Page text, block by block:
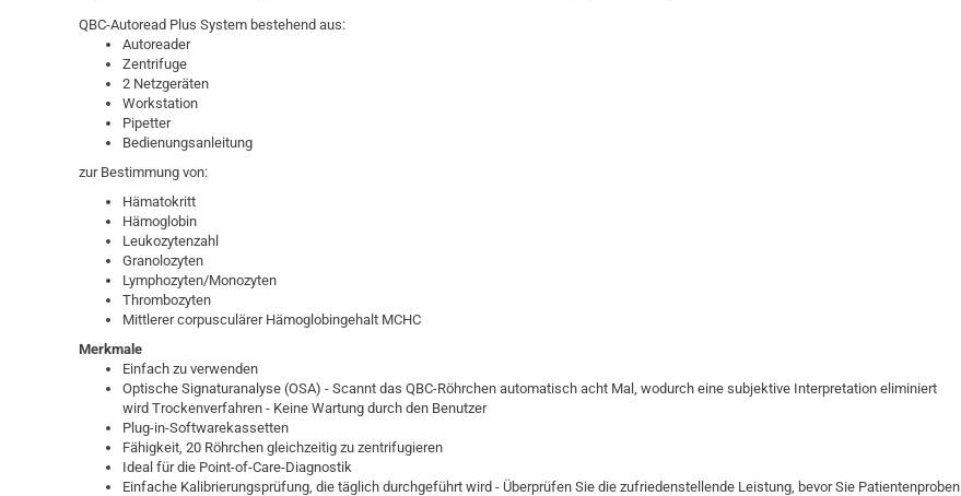
QBC-Autoread Plus System bestehend aus:
Autoreader
Zentrifuge
2 Netzgeräten
Workstation
Pipetter
Bedienungsanleitung
zur Bestimmung von:
Hämatokritt
Hämoglobin
Leukozytenzahl
Granolozyten
Lymphozyten/Monozyten
Thrombozyten
Mittlerer corpusculärer Hämoglobingehalt MCHC
Merkmale
Einfach zu verwenden
Optische Signaturanalyse (OSA) - Scannt das QBC-Röhrchen automatisch acht Mal, wodurch eine subjektive Interpretation eliminiert
wird Trockenverfahren - Keine Wartung durch den Benutzer
Plug-in-Softwarekassetten
Fähigkeit, 20 Röhrchen gleichzeitig zu zentrifugieren
Ideal für die Point-of-Care-Diagnostik
Einfache Kalibrierungsprüfung, die täglich durchgeführt wird - Überprüfen Sie die zufriedenstellende Leistung, bevor Sie Patientenproben